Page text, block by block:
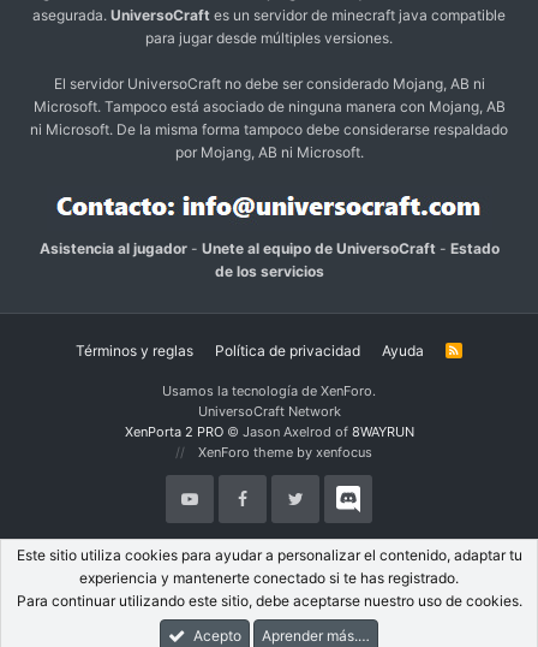
asegurada. UniversoCraft es un servidor de minecraft java compatible
para jugar desde múltiples versiones.
El servidor UniversoCraft no debe ser considerado Mojang, AB ni
Microsoft. Tampoco está asociado de ninguna manera con Mojang, AB
ni Microsoft. De la misma forma tampoco debe considerarse respaldado
por Mojang, AB ni Microsoft.
Asistencia al jugador- Unete al equipo de UniversoCraft - Estado
de los servicios
Términos y reglas Política de privacidad Ayuda
R
Usamos la tecnología de XenForo.
UniversoCraft Network
XenPorta 2 PRO© Jason Axelrod of 8WAYRUN
XenForo theme by xenfocus
Este sitio utiliza cookies para ayudar a personalizar el contenido, adaptar tu
experiencia y mantenerte conectado si te has registrado.
Para continuar utilizando este sitio, debe aceptarse nuestro uso de cookies.
Acepto
Aprender más.…